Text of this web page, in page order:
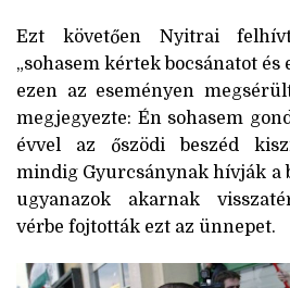
Ezt követően Nyitrai
„sohasem kértek bocsánatot
ezen az eseményen
megjegyezte: Én sohasem
évvel az őszödi beszéd
mindig Gyurcsánynak hívják a
ugyanazok akarnak
vérbe fojtották ezt az ünnepet.